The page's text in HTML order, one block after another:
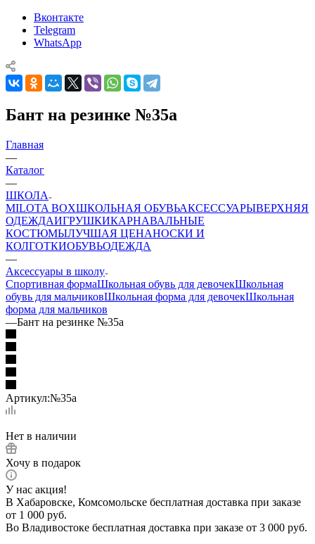
Вконтакте
Telegram
WhatsApp
Бант на резинке №35а
Главная
—
Каталог
—
ШКОЛА
MILOTA BOXШКОЛЬНАЯ ОБУВЬАКСЕССУАРЫВЕРХНЯЯ
ОДЕЖДАИГРУШКИКАРНАВАЛЬНЫЕ
КОСТЮМЫЛУЧШАЯ ЦЕНАНОСКИ И
КОЛГОТКИОБУВЬОДЕЖДА
—
Аксессуары в школу
Спортивная формаШкольная обувь для девочекШкольная
обувь для мальчиковШкольная форма для девочекШкольная
форма для мальчиков
—Бант на резинке №35а
Артикул:№35а
Нет в наличии
Хочу в подарок
У нас акция!
В Хабаровске, Комсомольске бесплатная доставка при заказе
от 1 000 руб.
Во Владивостоке бесплатная доставка при заказе от 3 000 руб.